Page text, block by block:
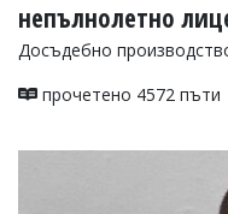
непълнолетно
Досъдебно
прочетено 4572 пъти